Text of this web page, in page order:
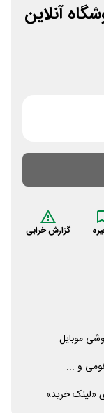
فروشگاه آنلاین
گزارش خرابی
موبایل
و ...
«لینک خرید»